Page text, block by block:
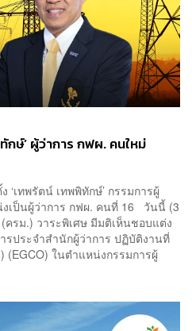
กษ์’ ผู้ว่าการ กฟผ. คนใหม่
เทพรัตน์ เทพพิทักษ์’ กรรมการผู้
เป็นผู้ว่าการ กฟผ. คนที่ 16 วันนี้ (3
รม.) วาระพิเศษ มีมติเห็นชอบแต่ง
รประจำสำนักผู้ว่าการ ปฏิบัติงานที่
ในตำแหน่งกรรมการผู้